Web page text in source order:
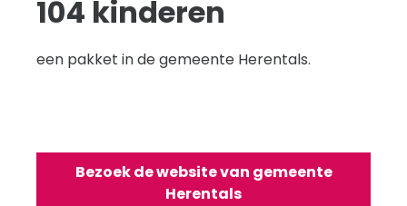
104 kinderen
een pakket in de gemeente Herentals.
Bezoek de website van gemeente
Herentals